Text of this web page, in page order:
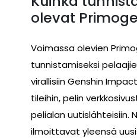
olevat
Voimassa olevien
tunnistamiseksi
virallisiin Genshin
tileihin, pelin
pelialan uutislähteisiin.
ilmoittavat yleensä